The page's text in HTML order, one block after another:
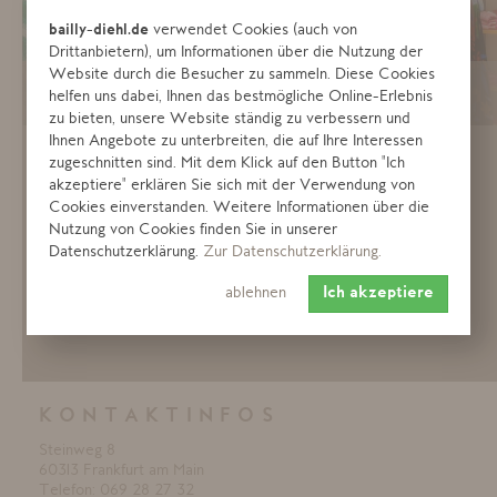
bailly-diehl.de verwendet Cookies (auch von
Drittanbietern), um Informationen über die Nutzung der
Website durch die Besucher zu sammeln. Diese Cookies
helfen uns dabei, Ihnen das bestmögliche Online-Erlebnis
zu bieten, unsere Website ständig zu verbessern und
Ihnen Angebote zu unterbreiten, die auf Ihre Interessen
zugeschnitten sind. Mit dem Klick auf den Button "Ich
akzeptiere" erklären Sie sich mit der Verwendung von
Cookies einverstanden. Weitere Informationen über die
Nutzung von Cookies finden Sie in unserer
Datenschutzerklärung. Zur Datenschutzerklärung.
ablehnen Ich akzeptiere
BAILLY DIEHL
FRANKFURT
WOMEN MORE
Die Damenfiliale zwischen der Goethestraße und der
Zeil besteht nun schon seit 1987. Sie ist unsere erste
Filiale außerhalb Hanaus. Die Filiale zeichnet sich